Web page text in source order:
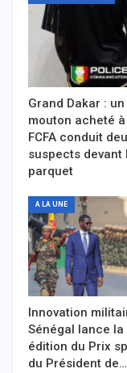
Grand Dakar : un
mouton acheté
FCFA conduit
suspects devant
parquet
A LA UNE
Innovation
Sénégal lance la
édition du Prix
du Président de…